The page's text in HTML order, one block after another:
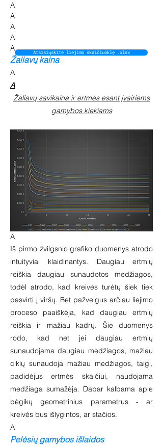
A
A
A
A
A
Žaliavų kaina
A
A
Žaliavų savikaina ir ertmės esant įvairiems
gamybos kiekiams
Atsisiųskite liejimo skaičiuoklę .xlsx
A
Iš pirmo žvilgsnio grafiko duomenys atrodo
intuityviai klaidinantys. Daugiau ertmių
reiškia daugiau sunaudotos medžiagos,
todėl atrodo, kad kreivės turėtų šiek tiek
pasvirti į viršų. Bet pažvelgus arčiau liejimo
proceso paaiškėja, kad daugiau ertmių
reiškia ir mažiau kadrų. Šie duomenys
rodo, kad net jei daugiau ertmių
sunaudojama daugiau medžiagos, mažiau
ciklų sunaudoja mažiau medžiagos, taigi,
padidėjus ertmės skaičiui, naudojama
medžiaga sumažėja. Dabar kalbama apie
bėgikų geometrinius parametrus - ar
kreivės bus išlygintos, ar stačios.
A
Pelėsių gamybos išlaidos